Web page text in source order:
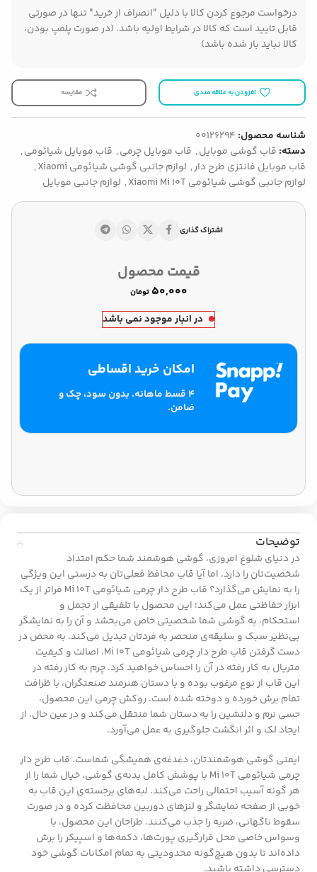
درخواست مرجوع کردن کالا با دلیل "انصراف از خرید" تنها در صورتی
قابل تایید است که کالا در شرایط اولیه باشد. (در صورت پلمپ بودن،
کالا نباید باز شده باشد)
افزودن به علاقه مندی مقایسه
شناسه محصول: 00126294
دسته: قاب گوشی موبایل, قاب موبایل چرمی, قاب موبایل شیائومی,
قاب موبایل فانتزی طرح دار, لوازم جانبی گوشی شیائومی Xiaomi
,
لوازم جانبی گوشی شیائومی Xiaomi Mi 10T
, لوازم جانبی موبایل
اشتراک گذاری
قیمت محصول
تومان
در انبار موجود نمی باشد
امکان خرید اقساطی
۴ قسط ماهانه. بدون سود، چک و
ضامن.
توضیحات
در دنیای شلوغ امروزی، گوشی هوشمند شما حکم امتداد
شخصیت‌تان را دارد. اما آیا قاب محافظ فعلی‌تان به درستی این ویژگی
را به نمایش می‌گذارد؟ قاب طرح دار چرمی شیائومی Mi 10T فراتر از یک
ابزار حفاظتی عمل می‌کند؛ این محصول با تلفیقی از تجمل و
استحکام، به گوشی شما شخصیتی خاص می‌بخشد و آن را به نمایشگر
بی‌نظیر سبک و سلیقه‌ی منحصر به فردتان تبدیل می‌کند. به محض در
دست گرفتن قاب طرح دار چرمی شیائومی Mi 10T، اصالت و کیفیت
متریال به کار رفته در آن را احساس خواهید کرد. چرم به کار رفته در
این قاب از نوع مرغوب بوده و با دستان هنرمند صنعتگران، با ظرافت
تمام برش خورده و دوخته شده است. روکش چرمی این محصول،
حسی نرم و دلنشین را به دستان شما منتقل می‌کند و در عین حال، از
ایجاد لک و اثر انگشت جلوگیری به عمل می‌آورد.
ایمنی گوشی هوشمندتان، دغدغه‌ی همیشگی شماست. قاب طرح دار
چرمی شیائومی Mi 10T با پوشش کامل بدنه‌ی گوشی، خیال شما را از
هر گونه آسیب احتمالی راحت می‌کند. لبه‌های برجسته‌ی این قاب به
خوبی از صفحه نمایشگر و لنزهای دوربین محافظت کرده و در صورت
سقوط ناگهانی، ضربه را جذب می‌کنند. طراحان این محصول، با
وسواس خاصی محل قرارگیری پورت‌ها، دکمه‌ها و اسپیکر را برش
داده‌اند تا بدون هیچ‌گونه محدودیتی به تمام امکانات گوشی خود